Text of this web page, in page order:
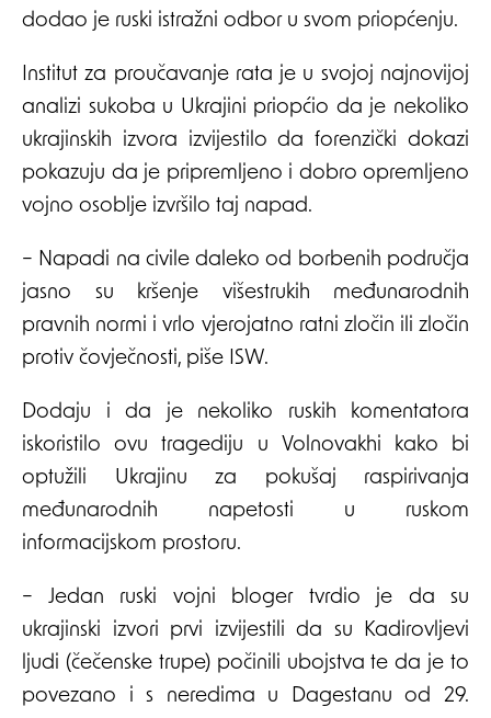
dodao je ruski istražni odbor u svom priopćenju.
Institut za proučavanje rata je u svojoj najnovijoj
analizi sukoba u Ukrajini priopćio da je nekoliko
ukrajinskih izvora izvijestilo da forenzički dokazi
pokazuju da je pripremljeno i dobro opremljeno
vojno osoblje izvršilo taj napad.
– Napadi na civile daleko od borbenih područja
jasno su kršenje višestrukih međunarodnih
pravnih normi i vrlo vjerojatno ratni zločin ili zločin
protiv čovječnosti, piše ISW.
Dodaju i da je nekoliko ruskih komentatora
iskoristilo ovu tragediju u Volnovakhi kako bi
optužili Ukrajinu za pokušaj raspirivanja
međunarodnih napetosti u ruskom
informacijskom prostoru.
– Jedan ruski vojni bloger tvrdio je da su
ukrajinski izvori prvi izvijestili da su Kadirovljevi
ljudi (čečenske trupe) počinili ubojstva te da je to
povezano i s neredima u Dagestanu od 29.